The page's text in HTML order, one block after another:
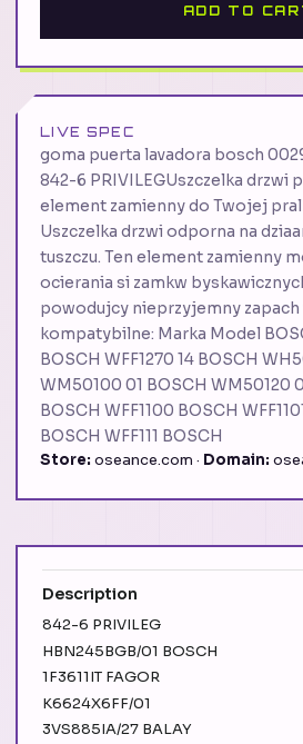
ADD TO
LIVE SPEC
goma puerta lavadora bosch
842-6 PRIVILEGUszczelka drzwi
element zamienny do Twojej
Uszczelka drzwi odporna na
tuszczu. Ten element zamienny
ocierania si zamkw
powodujcy nieprzyjemny
kompatybilne: Marka Model
BOSCH WFF1270 14 BOSCH
WM50100 01 BOSCH WM50120
BOSCH WFF1100 BOSCH
BOSCH WFF111 BOSCH
Store: oseance.com · Domain:
Description
842-6 PRIVILEG
HBN245BGB/01 BOSCH
1F3611IT FAGOR
K6624X6FF/01
3VS885IA/27 BALAY